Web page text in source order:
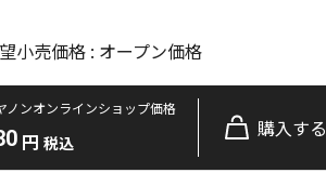
小売価格 : オープン価格
ノンオンラインショップ価格
円 税込
購入する